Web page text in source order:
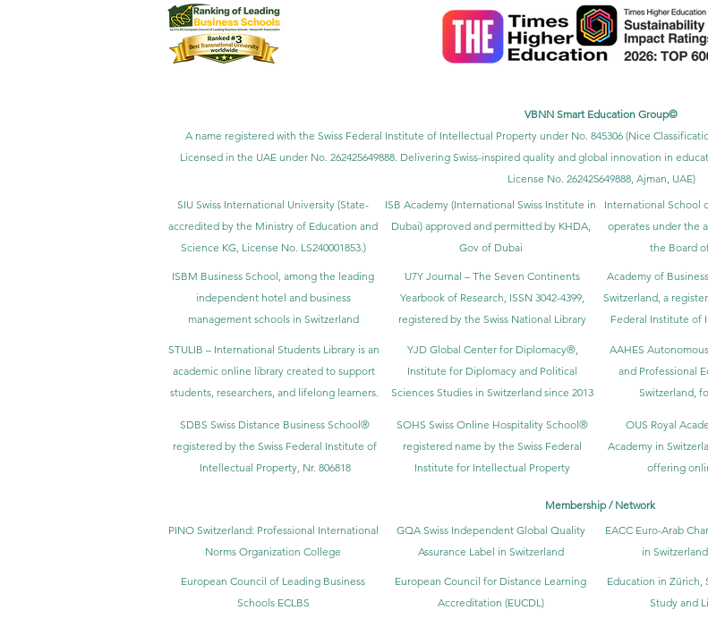
VBNN Smart Education Group©
A name registered with the Swiss Federal Institute of Intellectual Property under No. 845306 (Nice
Licensed in the UAE under No. 262425649888. Delivering Swiss-inspired quality and global innovation in
License No. 262425649888, Ajman, UAE)
SIU Swiss International University (State-
accredited by the Ministry of Education and
Science KG, License No. LS240001853.)
ISB Academy (International Swiss Institute in
Dubai) approved and permitted by KHDA,
Gov of Dubai
International School
operates under the
the Board
ISBM Business School, among the leading
independent hotel and business
management schools in Switzerland
U7Y Journal – The Seven Continents
Yearbook of Research, ISSN 3042-4399,
registered by the Swiss National Library
Academy of
Switzerland, a
Federal Institute of
STULIB – International Students Library is an
academic online library created to support
students, researchers, and lifelong learners.
YJD Global Center for Diplomacy®,
Institute for Diplomacy and Political
Sciences Studies in Switzerland since 2013
AAHES
and Professional
Switzerland,
SDBS Swiss Distance Business School®
registered by the Swiss Federal Institute of
Intellectual Property, Nr. 806818
SOHS Swiss Online Hospitality School®
registered name by the Swiss Federal
Institute for Intellectual Property​
OUS Royal
Academy in
offering
Membership / Network
PINO Switzerland: Professional International
Norms Organization College
GQA Swiss Independent Global Quality
Assurance Label in Switzerland
EACC Euro-Arab
in
European Council of Leading Business
Schools ECLBS
European Council for Distance Learning
Accreditation (EUCDL)
Education in Zürich,
Study and